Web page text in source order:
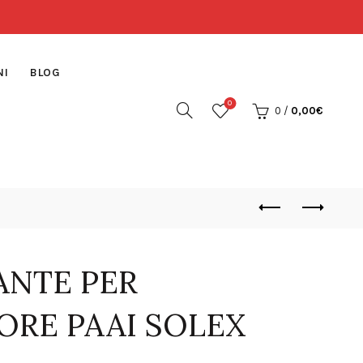
BLOG
0
0 / 0,00€
PER
PAAI SOLEX